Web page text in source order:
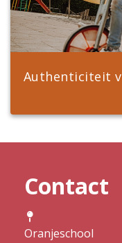
Authenticiteit
Contact
Oranjeschool